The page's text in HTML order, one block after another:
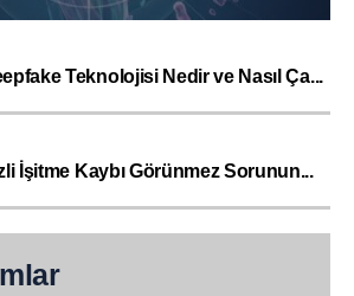
Teknolojisi Nedir ve Nasıl Ça...
İşitme Kaybı Görünmez Sorunun...